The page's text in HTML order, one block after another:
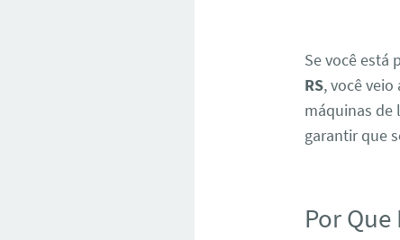
Se você
RS, você
máquinas de
garantir que
Por